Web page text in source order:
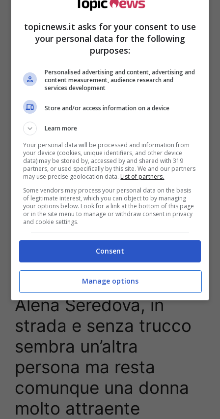
Alena Seredova, in
strada e senza trucco
sembra un’altra
persona ma resta
comunque una donna
molto attraente
topicnews.it asks for your consent to use
your personal data for the following
purposes:
Personalised advertising and content, advertising and
content measurement, audience research and
services development
Store and/or access information on a device
Learn more
Your personal data will be processed and information from
your device (cookies, unique identifiers, and other device
data) may be stored by, accessed by and shared with 319
partners, or used specifically by this site. We and our partners
may use precise geolocation data. List of partners.
Some vendors may process your personal data on the basis
of legitimate interest, which you can object to by managing
your options below. Look for a link at the bottom of this page
or in the site menu to manage or withdraw consent in privacy
and cookie settings.
Consent
Manage options